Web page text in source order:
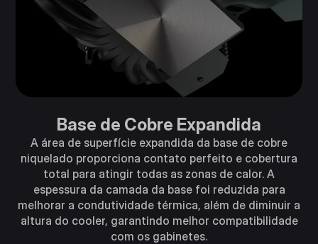
Base de Cobre Expandida
A área de superfície expandida da base de cobre
niquelado proporciona contato perfeito e cobertura
total para atingir todas as zonas de calor. A
espessura da camada da base foi reduzida para
melhorar a condutividade térmica, além de diminuir a
altura do cooler, garantindo melhor compatibilidade
com os gabinetes.